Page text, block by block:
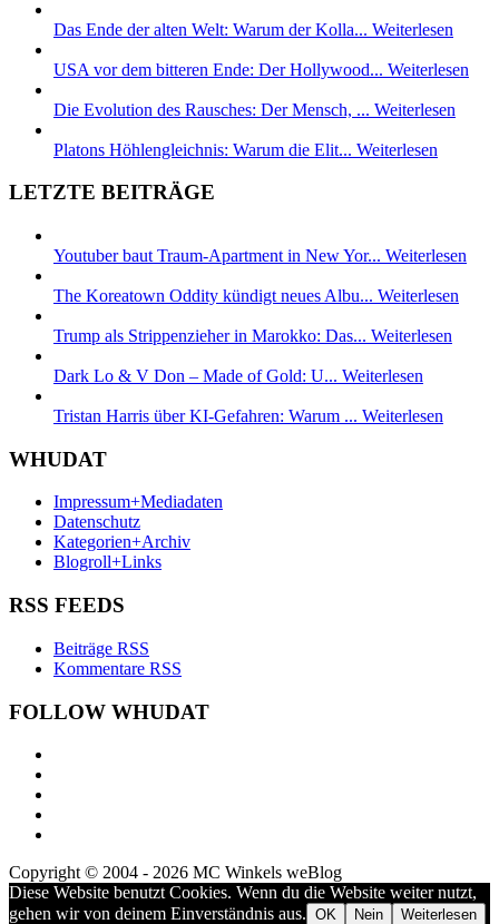
Das Ende der alten Welt: Warum der Kolla... Weiterlesen
USA vor dem bitteren Ende: Der Hollywood... Weiterlesen
Die Evolution des Rausches: Der Mensch, ... Weiterlesen
Platons Höhlengleichnis: Warum die Elit... Weiterlesen
LETZTE BEITRÄGE
Youtuber baut Traum-Apartment in New Yor... Weiterlesen
The Koreatown Oddity kündigt neues Albu... Weiterlesen
Trump als Strippenzieher in Marokko: Das... Weiterlesen
Dark Lo & V Don – Made of Gold: U... Weiterlesen
Tristan Harris über KI-Gefahren: Warum ... Weiterlesen
WHUDAT
Impressum+Mediadaten
Datenschutz
Kategorien+Archiv
Blogroll+Links
RSS FEEDS
Beiträge RSS
Kommentare RSS
FOLLOW WHUDAT
Copyright © 2004 - 2026 MC Winkels weBlog
Diese Website benutzt Cookies. Wenn du die Website weiter nutzt,
gehen wir von deinem Einverständnis aus. OK Nein Weiterlesen